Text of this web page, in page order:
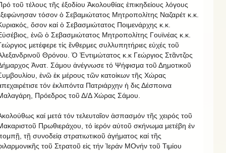
τοῦ τέλους τῆς ἐξοδίου Ἀκολουθίας ἐπικηδείους λόγους
τόσον ὁ Σεβαμιώτατος Μητροπολίτης Ναζαρέτ κ.κ.
ὅσον καί ὁ Σεβασμιώτατος Ποιμενάρχης κ.κ.
ἐνῶ ὁ Σεβασμιώτατος Μητροπολίτης Γουϊνέας κ.κ.
μετέφερε τίς ἔνθερμες συλλυπητήριες εὐχές τοῦ
Θρόνου. Ὁ Ἐντιμώτατος κ.κ Γεώργιος Στᾶντζος
Ἀνατ. Σάμου ἀνέγνωσε τό Ψήφισμα τοῦ Δημοτικοῦ
ἐνῶ ἐκ μέρους τῶν κατοίκων τῆς Χώρας
τόν ἐκλιπόντα Πατριάρχην ἡ δις Δέσποινα
Πρόεδρος τοῦ Δ/Δ Χώρας Σάμου.
καί μετά τόν τελευταῖον ἀσπασμόν τῆς χειρός τοῦ
Πρωθιεράχου, τό ἱερόν αὐτοῦ σκήνωμα μετέβη ἐν
τῇ συνοδείᾳ στρατιωτικοῦ ἀγήματος καί τῆς
τοῦ Στρατοῦ εἰς τήν Ἱεράν ΜΟνήν τοῦ Τιμίου